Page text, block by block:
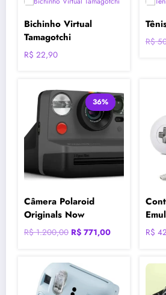
Bichinho Virtual
Tamagotchi
R$ 22,90
R$
36%
Câmera Polaroid
Originals Now
R$1.200,00 O
era:
R$ 1.200,00.
R$ 771,00O
R$ 771,00.
R$